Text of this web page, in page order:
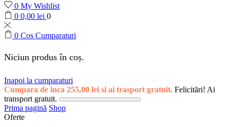
0 My Wishlist
0 0,00 lei 0
0 Cos Cumparaturi
Niciun produs în coș.
Inapoi la cumparaturi
Cumpara de inca 255,00 lei si ai trasport gratuit. Felicitări! Ai
transport gratuit.
Prima pagină Shop
Oferte